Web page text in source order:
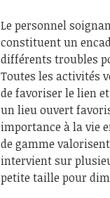
Le personnel
constituent un
différents troubles
Toutes les activités
de favoriser le lien
un lieu ouvert
importance à la vie
de gamme
intervient sur
petite taille pour